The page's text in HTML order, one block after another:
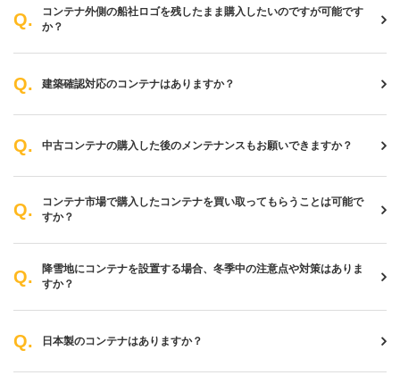
コンテナ外側の船社ロゴを残したまま購入したいのですが可能です
か？
建築確認対応のコンテナはありますか？
中古コンテナの購入した後のメンテナンスもお願いできますか？
コンテナ市場で購入したコンテナを買い取ってもらうことは可能で
すか？
降雪地にコンテナを設置する場合、冬季中の注意点や対策はありま
すか？
日本製のコンテナはありますか？